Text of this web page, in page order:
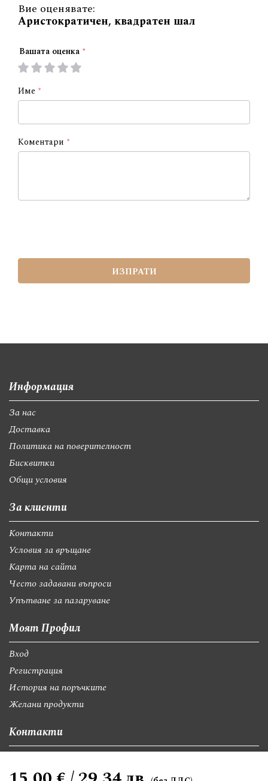
Вие оценявате:
Аристократичен, квадратен шал
Вашата оценка
1
2
3
4
Име
Коментари
ИЗПРАТИ
Информация
За нас
Доставка
Политика на поверителност
Бисквитки
Общи условия
За клиенти
Контакти
Условия за връщане
Карта на сайта
Често задавани въпроси
Упътване за пазаруване
Моят Профил
Вход
Регистрация
История на поръчките
Желани продукти
Контакти
giftsbgnet@gmail.com